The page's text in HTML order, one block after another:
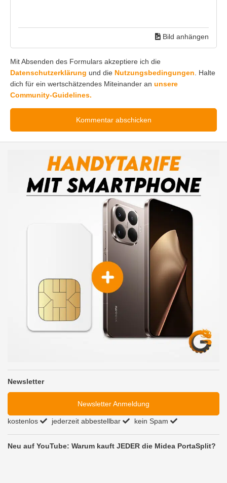
Bild anhängen
Mit Absenden des Formulars akzeptiere ich die
Datenschutzerklärung und die Nutzungsbedingungen . Halte
dich für ein wertschätzendes Miteinander an unsere
Community-Guidelines.
Newsletter
Newsletter Anmeldung
kostenlos jederzeit abbestellbar kein Spam
Neu auf YouTube: Warum kauft JEDER die Midea PortaSplit?